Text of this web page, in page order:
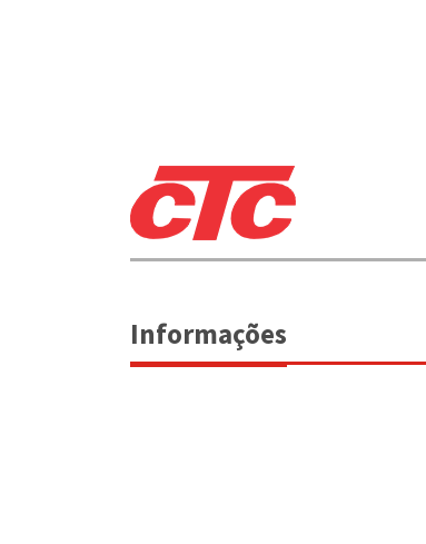
Informações